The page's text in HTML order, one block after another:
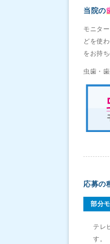
当院の
モニタ
どを使
をお持
虫歯・
応募の
部分
テレ
す。